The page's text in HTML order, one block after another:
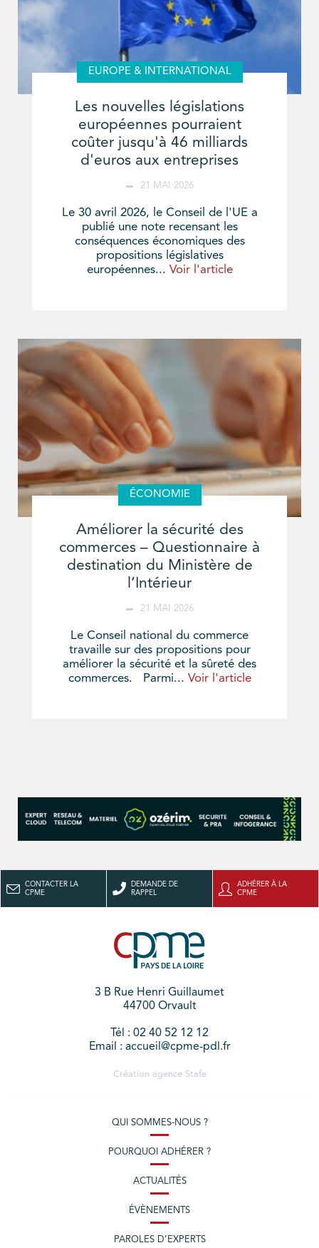
EUROPE & INTERNATIONAL
Les nouvelles législations
européennes pourraient
coûter jusqu'à 46 milliards
d'euros aux entreprises
21 MAI 2026
Le 30 avril 2026, le Conseil de l'UE a
publié une note recensant les
conséquences économiques des
propositions législatives
européennes... Voir l'article
ÉCONOMIE
Améliorer la sécurité des
commerces – Questionnaire à
destination du Ministère de
l’Intérieur
21 MAI 2026
Le Conseil national du commerce
travaille sur des propositions pour
améliorer la sécurité et la sûreté des
commerces. Parmi... Voir l'article
CONTACTER LA
CPME
DEMANDE DE
RAPPEL
ADHÉRER À LA
CPME
3 B Rue Henri Guillaumet
44700 Orvault
Tél : 02 40 52 12 12
Email : accueil@cpme-pdl.fr
Création agence Stafe
QUI SOMMES-NOUS ?
POURQUOI ADHÉRER ?
ACTUALITÉS
ÉVÈNEMENTS
PAROLES D’EXPERTS